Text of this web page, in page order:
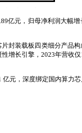
亿元，归母净利润大幅
封装载板四类细分产品
长引擎，2023年营收
元，深度绑定国内算力